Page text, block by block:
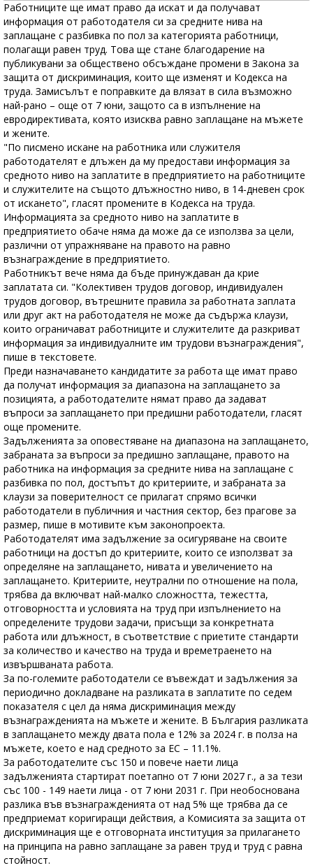
Работниците ще имат право да искат и да получават
информация от работодателя си за средните нива на
заплащане с разбивка по пол за категорията работници,
полагащи равен труд. Това ще стане благодарение на
публикувани за обществено обсъждане промени в Закона за
защита от дискриминация, които ще изменят и Кодекса на
труда. Замисълът е поправките да влязат в сила възможно
най-рано – още от 7 юни, защото са в изпълнение на
евродирективата, която изисква равно заплащане на мъжете
и жените.
"По писмено искане на работника или служителя
работодателят е длъжен да му предостави информация за
средното ниво на заплатите в предприятието на работниците
и служителите на същото длъжностно ниво, в 14-дневен срок
от искането", гласят промените в Кодекса на труда.
Информацията за средното ниво на заплатите в
предприятието обаче няма да може да се използва за цели,
различни от упражняване на правото на равно
възнаграждение в предприятието.
Работникът вече няма да бъде принуждаван да крие
заплатата си. "Колективен трудов договор, индивидуален
трудов договор, вътрешните правила за работната заплата
или друг акт на работодателя не може да съдържа клаузи,
които ограничават работниците и служителите да разкриват
информация за индивидуалните им трудови възнаграждения",
пише в текстовете.
Преди назначаването кандидатите за работа ще имат право
да получат информация за диапазона на заплащането за
позицията, а работодателите нямат право да задават
въпроси за заплащането при предишни работодатели, гласят
още промените.
Задълженията за оповестяване на диапазона на заплащането,
забраната за въпроси за предишно заплащане, правото на
работника на информация за средните нива на заплащане с
разбивка по пол, достъпът до критериите, и забраната за
клаузи за поверителност се прилагат спрямо всички
работодатели в публичния и частния сектор, без прагове за
размер, пише в мотивите към законопроекта.
Работодателят има задължение за осигуряване на своите
работници на достъп до критериите, които се използват за
определяне на заплащането, нивата и увеличението на
заплащането. Критериите, неутрални по отношение на пола,
трябва да включват най-малко сложността, тежестта,
отговорността и условията на труд при изпълнението на
определените трудови задачи, присъщи за конкретната
работа или длъжност, в съответствие с приетите стандарти
за количество и качество на труда и времетраенето на
извършваната работа.
За по-големите работодатели се въвеждат и задължения за
периодично докладване на разликата в заплатите по седем
показателя с цел да няма дискриминация между
възнагражденията на мъжете и жените. В България разликата
в заплащането между двата пола е 12% за 2024 г. в полза на
мъжете, което е над средното за ЕС – 11.1%.
За работодателите със 150 и повече наети лица
задълженията стартират поетапно от 7 юни 2027 г., а за тези
със 100 - 149 наети лица - от 7 юни 2031 г. При необоснована
разлика във възнагражденията от над 5% ще трябва да се
предприемат коригиращи действия, а Комисията за защита от
дискриминация ще е отговорната институция за прилагането
на принципа на равно заплащане за равен труд и труд с равна
стойност.